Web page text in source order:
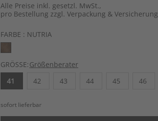
Alle Preise inkl. gesetzl. MwSt.,
pro Bestellung zzgl. Verpackung & Versicherung
FARBE : NUTRIA
GRÖSSE:Größenberater
41
42 43 44 45 46
sofort lieferbar